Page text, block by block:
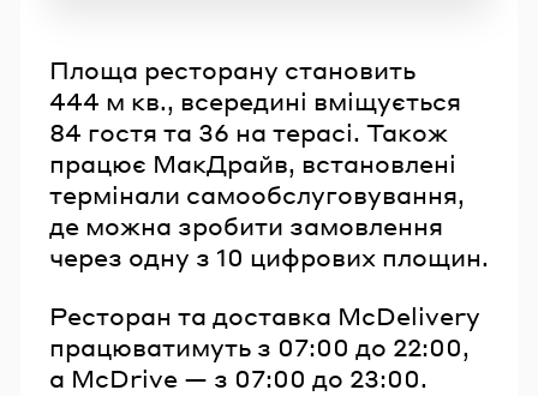
Площа ресторану становить
444 м кв., всередині вміщується
84 гостя та 36 на терасі. Також
працює МакДрайв, встановлені
термінали самообслуговування,
де можна зробити замовлення
через одну з 10 цифрових площин.
Ресторан та доставка McDelivery
працюватимуть з 07:00 до 22:00,
а McDrive — з 07:00 до 23:00.